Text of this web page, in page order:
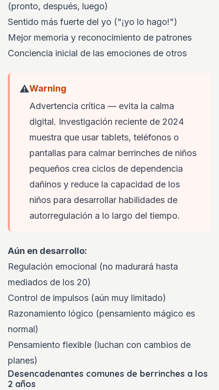
(pronto, después, luego)
Sentido más fuerte del yo ("¡yo lo hago!")
Mejor memoria y reconocimiento de patrones
Conciencia inicial de las emociones de otros
⚠️Warning
Advertencia crítica — evita la calma
digital. Investigación reciente de 2024
muestra que usar tablets, teléfonos o
pantallas para calmar berrinches de niños
pequeños crea ciclos de dependencia
dañinos y reduce la capacidad de los
niños para desarrollar habilidades de
autorregulación a lo largo del tiempo.
Aún en desarrollo:
Regulación emocional (no madurará hasta
mediados de los 20)
Control de impulsos (aún muy limitado)
Razonamiento lógico (pensamiento mágico es
normal)
Pensamiento flexible (luchan con cambios de
planes)
Desencadenantes comunes de berrinches a los
2 años